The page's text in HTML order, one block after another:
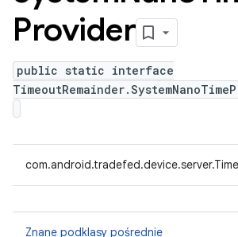
Provider
public static interface
Znane podklasy pośrednie